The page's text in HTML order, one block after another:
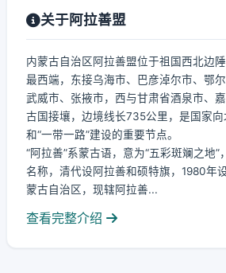
关于阿拉善盟
内蒙古自治区阿拉善盟位于祖国西北边
最西端，东接乌海市、巴彦淖尔市、鄂
武威市、张掖市，西与甘肃省酒泉市、
古国接壤，边境线长735公里，是国家
和“一带一路”建设的重要节点。
“阿拉善”系蒙古语，意为“五彩斑斓之地
名称，清代设阿拉善和硕特旗，1980年
蒙古自治区，现辖阿拉善...
查看完整介绍